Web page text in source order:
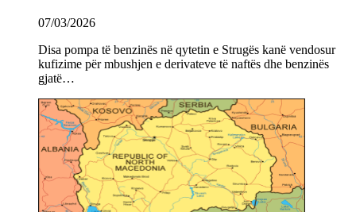
07/03/2026
Disa pompa të benzinës në qytetin e Strugës kanë vendosur
kufizime për mbushjen e derivateve të naftës dhe benzinës
gjatë…